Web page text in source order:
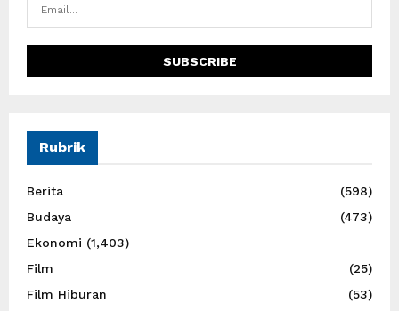
Rubrik
Berita
(598)
Budaya
(473)
Ekonomi (1,403)
Film
(25)
Film Hiburan
(53)